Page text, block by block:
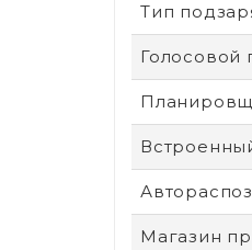
Тип
Магазин